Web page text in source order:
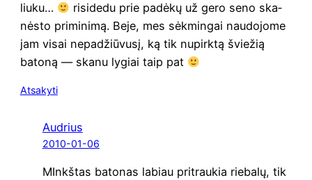
liu­ku…
risi­de­du prie padė­kų už gero seno ska­
nės­to pri­mi­ni­mą. Beje, mes sėk­min­gai nau­do­jo­me
jam visai nepa­džiū­vu­sį, ką tik nupirk­tą švie­žią
bato­ną — ska­nu lygiai taip pat
Atsakyti
Audrius
2010-01-06
MInkš­tas bato­nas labiau pri­trau­kia rie­ba­lų, tik